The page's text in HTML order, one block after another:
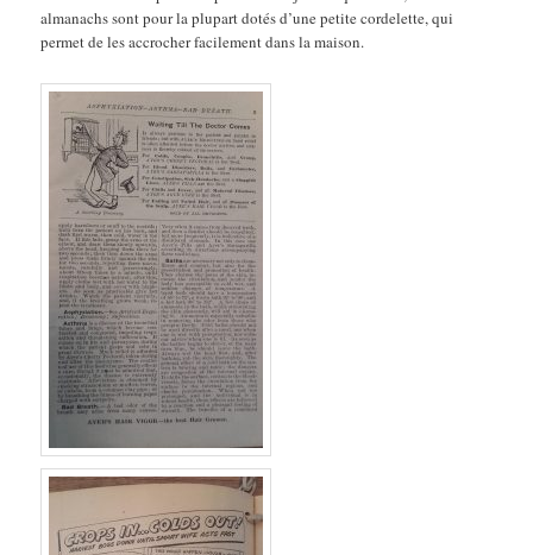
almanachs sont pour la plupart dotés d’une petite cordelette, qui
permet de les accrocher facilement dans la maison.